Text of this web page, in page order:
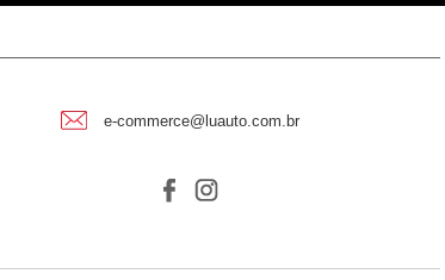
e-commerce@luauto.com.br